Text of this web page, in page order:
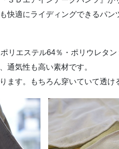
快適にライディングできるパン
リエステル64％・ポリウレタン
通気性も高い素材です。
ます。もちろん穿いていて透け